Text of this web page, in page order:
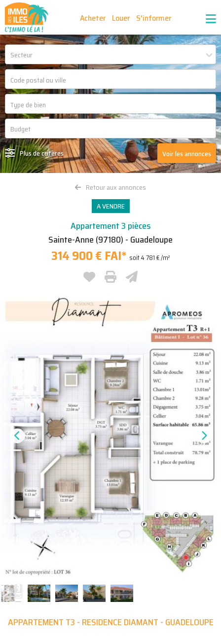
Acheter Louer S'informer
Nos outils Ma sélection d'annonces
Recrutement Partenaires
Secteur
Plus de critères Voir les annonces
Retour aux annonces
A VENDRE
Appartement 3 pièces
Sainte-Anne (97180) - Guadeloupe
314 900 € FAI* soit 4 781 € /m²
APPARTEMENT T3 - RESIDENCE DIAMANT - GUADELOUPE